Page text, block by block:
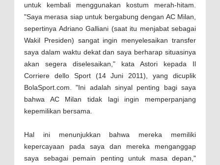
untuk kembali menggunakan kostum merah-hitam.
"Saya merasa siap untuk bergabung dengan AC Milan,
sepertinya Adriano Galliani (saat itu menjabat sebagai
Wakil Presiden) sangat ingin menyelesaikan transfer
saya dalam waktu dekat dan saya berharap situasinya
akan segera diselesaikan," kata Astori kepada Il
Corriere dello Sport (14 Juni 2011), yang dicuplik
BolaSport.com. "Ini adalah sinyal penting bagi saya
bahwa AC Milan tidak lagi ingin memperpanjang
kepemilikan bersama.
Hal ini menunjukkan bahwa mereka memiliki
kepercayaan pada saya dan mereka menganggap
saya sebagai pemain penting untuk masa depan,"